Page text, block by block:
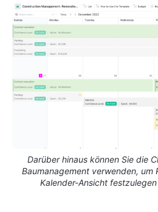
Darüber hinaus können Sie die
Baumanagement verwenden, um
Kalender-Ansicht